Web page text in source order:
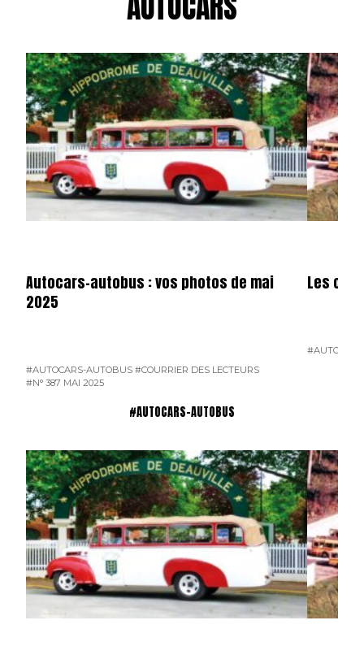
Autocars-autobus : vos photos de mai
2025
#AUTOCARS-AUTOBUS #COURRIER DES LECTEURS
#N° 387 MAI 2025
Les
#AUTOCARS-AUTOBUS